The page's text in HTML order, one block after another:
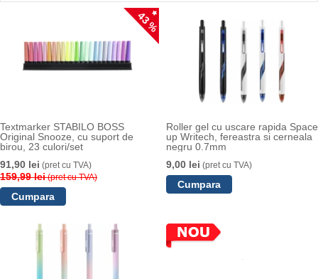
43 %
Textmarker STABILO BOSS
Original Snooze, cu suport de
birou, 23 culori/set
91,90 lei (pret cu TVA)
159,99 lei(pret cu TVA)
Roller gel cu uscare rapida Space
up Writech, fereastra si cerneala
negru 0.7mm
9,00 lei (pret cu TVA)